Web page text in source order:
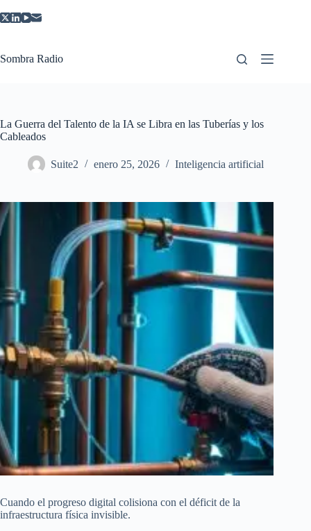
al
Sombra Radio
La Guerra del Talento de la IA se Libra en las Tuberías y los
Cableados
Suite2 enero 25, 2026 Inteligencia artificial
Cuando el progreso digital colisiona con el déficit de la
infraestructura física invisible.